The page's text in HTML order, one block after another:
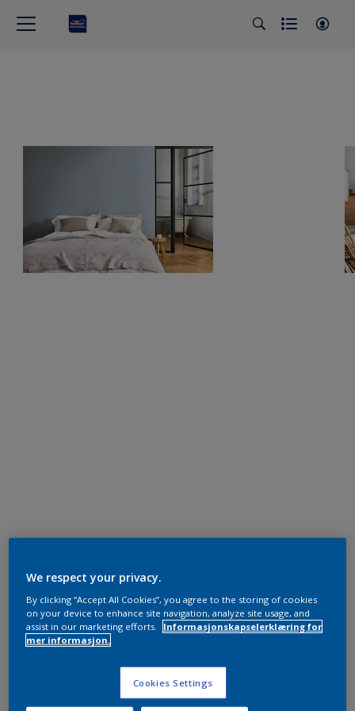
We respect your privacy.
By clicking “Accept All Cookies”, you agree to the storing of cookies
on your device to enhance site navigation, analyze site usage, and
assist in our marketing efforts.
Informasjonskapselerklæring for
mer informasjon.
Cookies Settings